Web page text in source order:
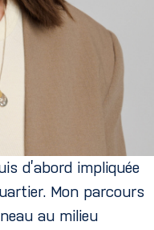
d’abord impliquée
Mon parcours
au milieu